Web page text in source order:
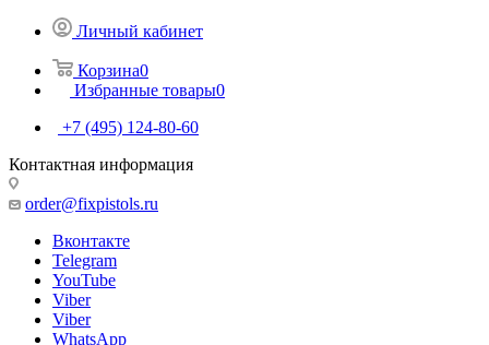
Личный кабинет
Корзина0
Избранные товары0
+7 (495) 124-80-60
Контактная информация
order@fixpistols.ru
Вконтакте
Telegram
YouTube
Viber
Viber
WhatsApp